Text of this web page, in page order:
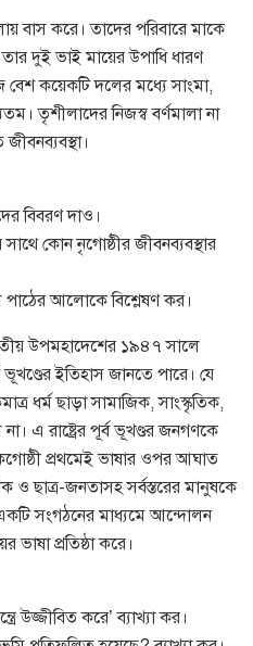
বাস করে। তাদের পরিবারে মাকে
দুই ভাই মায়ের উপাধি ধারণ
কয়েকটি দলের মধ্যে সাংমা,
তৃশীলাদের নিজস্ব বর্ণমালা না
বিবরণ দাও।
কোন নৃগোষ্ঠীর জীবনব্যবস্থার
পাঠের আলোকে বিশ্লেষণ কর।
উপমহাদেশের ১৯৪৭ সালে
ভূখণ্ডের ইতিহাস জানতে পারে। যে
ধর্ম ছাড়া সামাজিক, সাংস্কৃতিক,
এ রাষ্ট্রের পূর্ব ভূখণ্ডর জনগণকে
প্রথমেই ভাষার ওপর আঘাত
ও ছাত্র-জনতাসহ সর্বস্তরের মানুষকে
সংগঠনের মাধ্যমে আন্দোলন
ভাষা প্রতিষ্ঠা করে।
উজ্জীবিত করে’ ব্যাখ্যা কর।